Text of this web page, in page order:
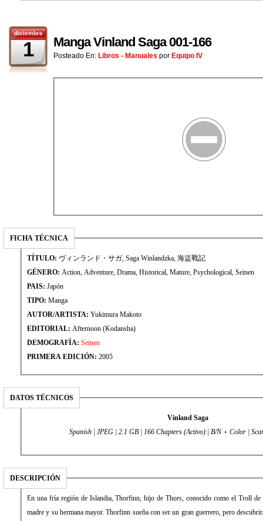
diciembre
1 Manga Vinland Saga 001-166
Posteado En: Libros - Manuales por Equipo IV
FICHA TÉCNICA
TÍTULO: ヴィンランド・サガ, Saga Winlandzka, 海盜戰記
GÉNERO: Action, Adventure, Drama, Historical, Mature, Psychological, Seinen
PAIS: Japón
TIPO: Manga
AUTOR/ARTISTA: Yukimura Makoto
EDITORIAL: Afternoon (Kodansha)
DEMOGRAFÍA: Seinen
PRIMERA EDICIÓN: 2005
DATOS TÉCNICOS
Vinland Saga
Spanish | JPEG | 2.1 GB | 166 Chapters (Activo) | B/N + Color |
DESCRIPCIÓN
En una fría región de Islandia, Thorfinn, hijo de Thors, conocido como el Troll
madre y su hermana mayor. Thorfinn sueña con ser un gran guerrero, pero